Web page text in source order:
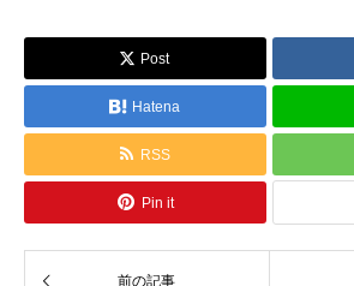
Post
Hatena
RSS
Pin it